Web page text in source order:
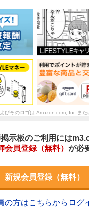
びそのロゴは Amazon.com, Inc.また
示板のご利用には
会員登録（無料） が必
新規会員登録（無料）
の方はこちらからログ